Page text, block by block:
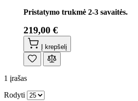
Pristatymo trukmė 2-3 savaitės.
219,00 €
Į krepšelį
1 įrašas
Rodyti